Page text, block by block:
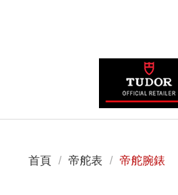
首頁 / 帝舵表 / 帝舵腕錶